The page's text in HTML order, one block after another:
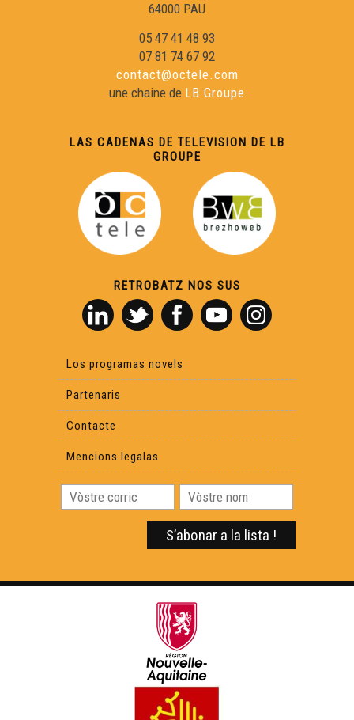
64000 PAU
05 47 41 48 93
07 81 74 67 92
contact@octele.com
une chaine de LB Groupe
LAS CADENAS DE TELEVISION DE LB
GROUPE
RETROBATZ NOS SUS
Los programas novels
Partenaris
Contacte
Mencions legalas